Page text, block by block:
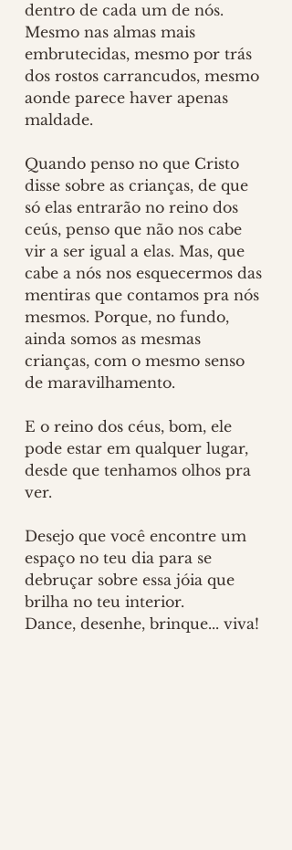
dentro de cada um de nós.
Mesmo nas almas mais
embrutecidas, mesmo por trás
dos rostos carrancudos, mesmo
aonde parece haver apenas
maldade.
Quando penso no que Cristo
disse sobre as crianças, de que
só elas entrarão no reino dos
ceús, penso que não nos cabe
vir a ser igual a elas. Mas, que
cabe a nós nos esquecermos das
mentiras que contamos pra nós
mesmos. Porque, no fundo,
ainda somos as mesmas
crianças, com o mesmo senso
de maravilhamento.
E o reino dos céus, bom, ele
pode estar em qualquer lugar,
desde que tenhamos olhos pra
ver.
Desejo que você encontre um
espaço no teu dia para se
debruçar sobre essa jóia que
brilha no teu interior.
Dance, desenhe, brinque... viva!